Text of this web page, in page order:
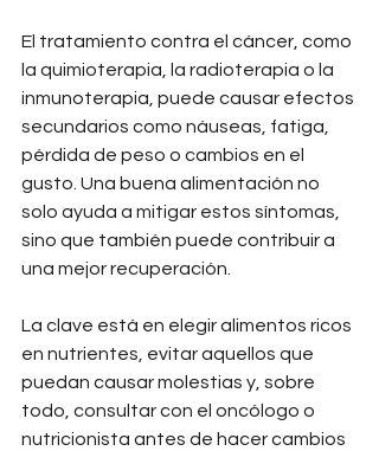
El tratamiento contra el cáncer, como
la quimioterapia, la radioterapia o la
inmunoterapia, puede causar efectos
secundarios como náuseas, fatiga,
pérdida de peso o cambios en el
gusto. Una buena alimentación no
solo ayuda a mitigar estos síntomas,
sino que también puede contribuir a
una mejor recuperación.
La clave está en elegir alimentos ricos
en nutrientes, evitar aquellos que
puedan causar molestias y, sobre
todo, consultar con el oncólogo o
nutricionista antes de hacer cambios